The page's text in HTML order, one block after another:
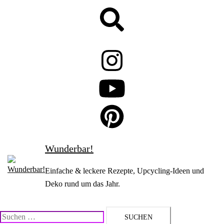
Wunderbar!
Einfache & leckere Rezepte, Upcycling-Ideen und
Deko rund um das Jahr.
Suchen